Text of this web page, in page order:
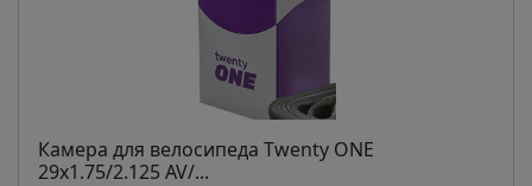
Камера для велосипеда Twenty ONE
29х1.75/2.125 AV/...